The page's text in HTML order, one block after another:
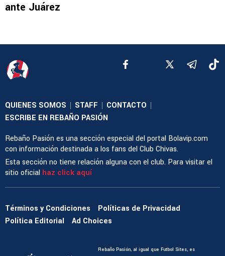
ante Juárez
QUIENES SOMOS | STAFF | CONTACTO |
ESCRIBE EN REBAÑO PASIÓN
Rebaño Pasión es una sección especial del portal Bolavip.com
con información destinada a los fans del Club Chivas.
Esta sección no tiene relación alguna con el club. Para visitar el
sitio oficial haz click aquí
Términos y Condiciones
Políticas de Privacidad
Política Editorial
Ad Choices
Rebaño Pasión, al igual que Futbol Sites, es